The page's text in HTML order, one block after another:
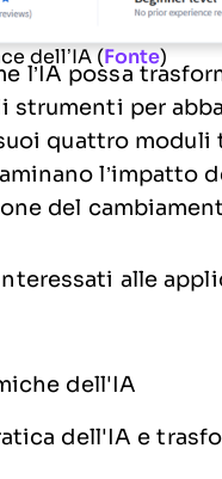
dell’IA (Fonte)
l’IA possa
per
quattro
l’impatto
del
alle
dell'IA
dell'IA e